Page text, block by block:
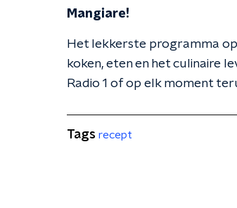
Mangiare!
Het lekkerste programma
koken, eten en het culinaire
Radio 1 of op elk moment
Tags recept